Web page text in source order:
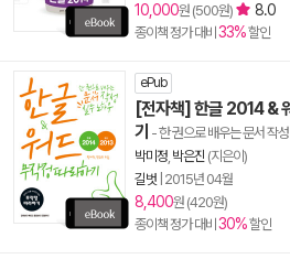
10,000원 (500원) 8.0
종이책 정가 대비 33%할인
ePub
[전자책] 한글 2014 &
기 - 한 권으로 배우는 문서 작
박미정 박은진 (지은이)
길벗 2015년 04월
8,400원 (420원)
종이책 정가 대비 30%할인